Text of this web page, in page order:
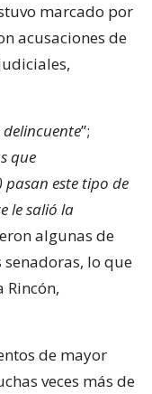
marcado por
acusaciones de
”;
que
este tipo de
le salió la
algunas de
lo que
Rincón,
de mayor
veces más de